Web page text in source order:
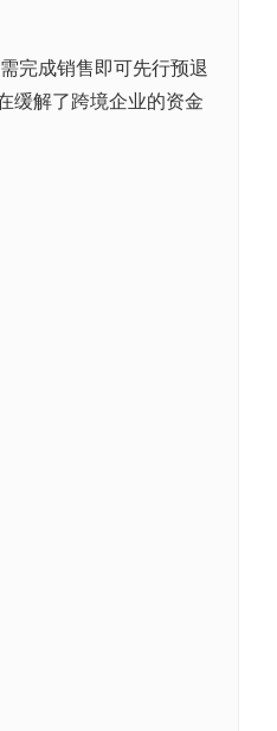
完成销售即可先行预退
缓解了跨境企业的资金